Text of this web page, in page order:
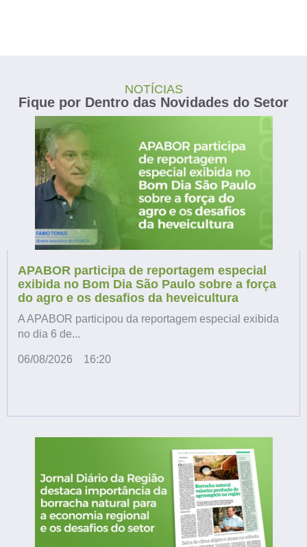
NOTÍCIAS
Fique por Dentro das Novidades do Setor
APABOR participa de reportagem especial
exibida no Bom Dia São Paulo sobre a força
do agro e os desafios da heveicultura
A APABOR participou da reportagem especial exibida
no dia 6 de...
06/08/2026 16:20